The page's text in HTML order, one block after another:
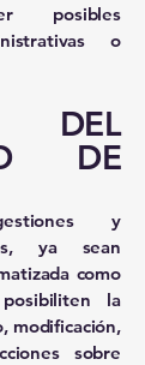
posibles
o
DEL
DE
y
ya sean
como
la
modificación,
sobre